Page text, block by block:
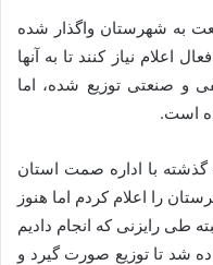
به شهرستان واگذار شده
اعلام نیاز کنند تا به آنها
و صنعتی توزیع شده، اما
است.
با اداره صمت استان
را اعلام کردم اما هنوز
طی رایزنی که انجام دادیم
شد تا توزیع صورت گیرد و